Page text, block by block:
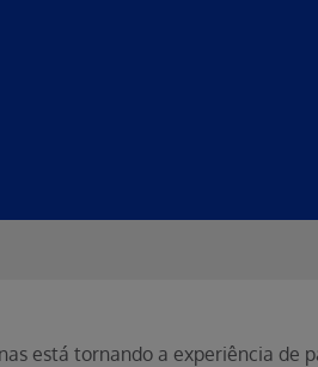
está tornando a experiência de